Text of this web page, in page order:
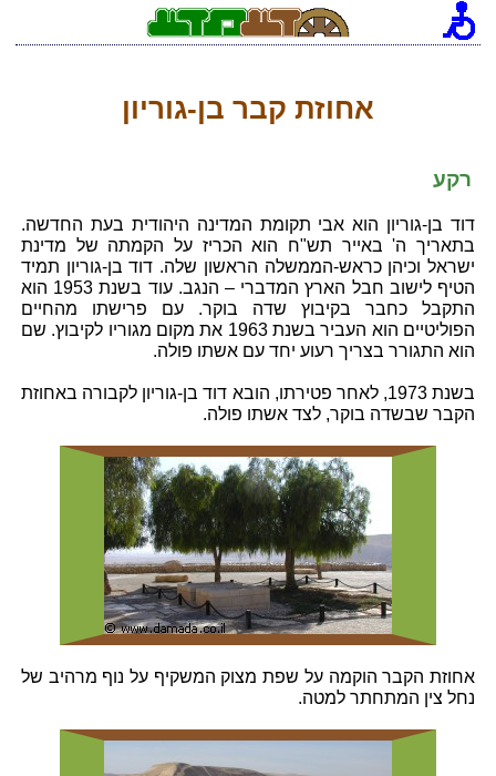
אחוזת קבר בן-גוריון
רקע
דוד בן-גוריון הוא אבי תקומת המדינה היהודית בעת החדשה.
בתאריך ה' באייר תש"ח הוא הכריז על הקמתה של מדינת
ישראל וכיהן כראש-הממשלה הראשון שלה. דוד בן-גוריון תמיד
הטיף לישוב חבל הארץ המדברי – הנגב. עוד בשנת 1953 הוא
התקבל כחבר בקיבוץ שדה בוקר. עם פרישתו מהחיים
הפוליטיים הוא העביר בשנת 1963 את מקום מגוריו לקיבוץ. שם
הוא התגורר בצריך רעוע יחד עם אשתו פולה.
בשנת 1973, לאחר פטירתו, הובא דוד בן-גוריון לקבורה באחוזת
הקבר שבשדה בוקר, לצד אשתו פולה.
אחוזת הקבר הוקמה על שפת מצוק המשקיף על נוף מרהיב של
נחל צין המתחתר למטה.